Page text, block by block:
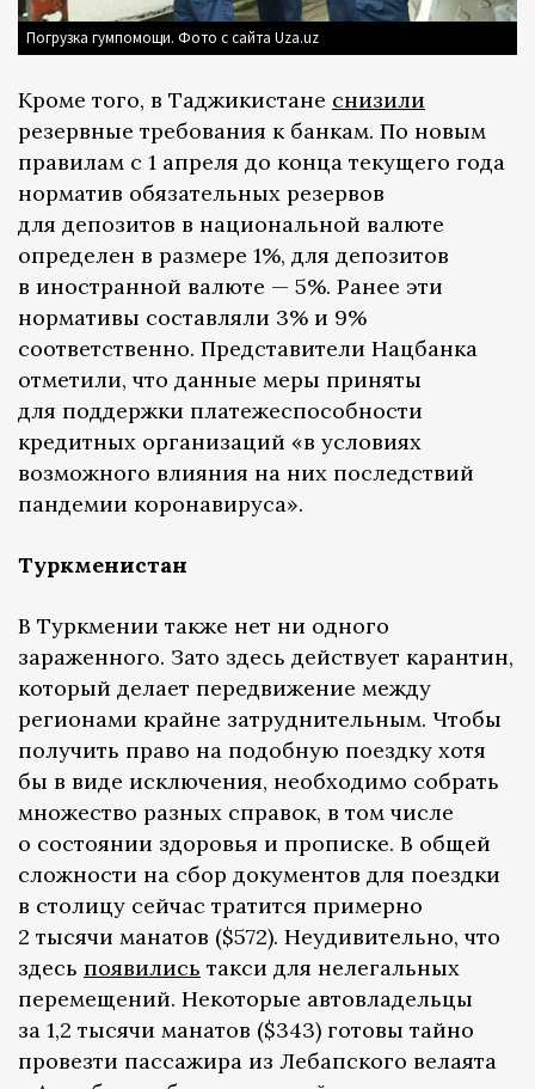
Погрузка гумпомощи. Фото с сайта Uza.uz
Кроме того, в Таджикистане снизили
резервные требования к банкам. По новым
правилам с 1 апреля до конца текущего года
норматив обязательных резервов
для депозитов в национальной валюте
определен в размере 1%, для депозитов
в иностранной валюте — 5%. Ранее эти
нормативы составляли 3% и 9%
соответственно. Представители Нацбанка
отметили, что данные меры приняты
для поддержки платежеспособности
кредитных организаций «в условиях
возможного влияния на них последствий
пандемии коронавируса».
Туркменистан
В Туркмении также нет ни одного
зараженного. Зато здесь действует карантин,
который делает передвижение между
регионами крайне затруднительным. Чтобы
получить право на подобную поездку хотя
бы в виде исключения, необходимо собрать
множество разных справок, в том числе
о состоянии здоровья и прописке. В общей
сложности на сбор документов для поездки
в столицу сейчас тратится примерно
2 тысячи манатов ($572). Неудивительно, что
здесь появились такси для нелегальных
перемещений. Некоторые автовладельцы
за 1,2 тысячи манатов ($343) готовы тайно
провезти пассажира из Лебапского велаята